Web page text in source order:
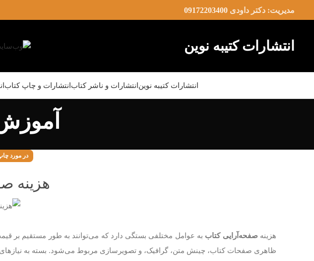
مدیریت: دکتر داودی 09172203400
انتشارات کتیبه نوین
انتشارات کتیبه نوین انتشارات و ناشر کتاب انتشارات و چاپ کتاب
در مورد
هزینه
هزینهصفحه‌آرایی کتاب به عوامل مختلفی بستگی دارد که می‌توانند به طور مستقیم بر
ظاهری صفحات کتاب، چینش متن، گرافیک، و تصویرسازی مربوط می‌شود. بسته به نیازهای